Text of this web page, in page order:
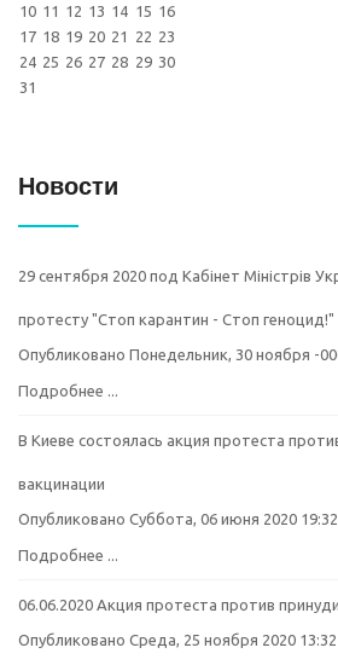
10 11 12 13 14 15 16
17 18 19 20 21 22 23
24 25 26 27 28 29 30
31
Новости
29 сентября 2020 под Кабінет Міністрів
протесту "Стоп карантин - Стоп геноцид!"
Опубликовано Понедельник, 30 ноября -
Подробнее ...
В Киеве состоялась акция протеста
вакцинации
Опубликовано Суббота, 06 июня 2020 19:32
Подробнее ...
06.06.2020 Акция протеста против
Опубликовано Среда, 25 ноября 2020 13:32